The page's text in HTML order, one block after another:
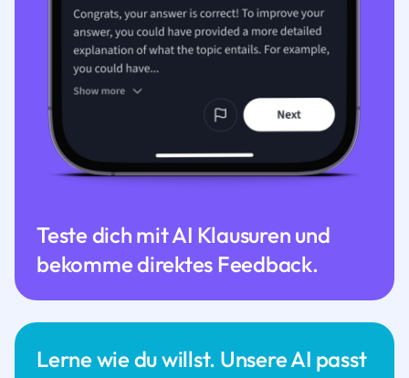
Lerne wie du willst. Unsere AI passt
Teste dich mit AI Klausuren und
bekomme direktes Feedback.